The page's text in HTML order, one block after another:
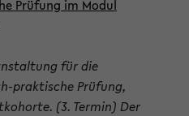
Prüfung im Modul
für die
praktische Prüfung,
(3. Termin) Der